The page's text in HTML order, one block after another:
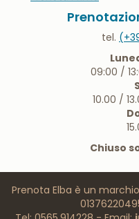
tel.
09:00 /
10.00 /
Chiuso
Prenota Elba è un